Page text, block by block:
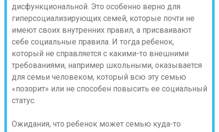
дисфункциональной. Это особенно верно для
гиперсоциализирующих семей, которые почти не
имеют своих внутренних правил, а присваивают
себе социальные правила. И тогда ребенок,
который не справляется с какими-то внешними
требованиями, например школьными, оказывается
для семьи человеком, который всю эту семью
«позорит» или не способен повысить ее социальный
статус.
Ожидания, что ребенок может семью куда-то